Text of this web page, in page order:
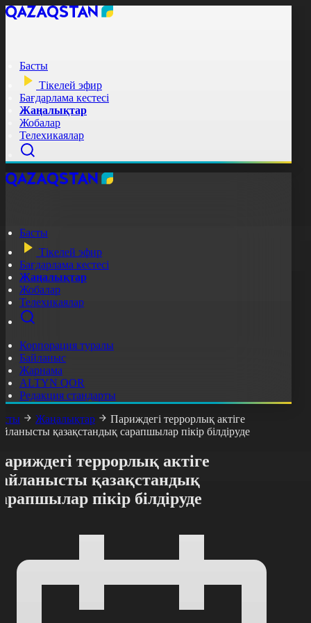
Басты
Тікелей эфир
Бағдарлама кестесі
Жаңалықтар
Жобалар
Телехикаялар
Басты
Тікелей эфир
Бағдарлама кестесі
Жаңалықтар
Жобалар
Телехикаялар
Корпорация туралы
Байланыс
Жарнама
ALTYN QOR
Редакция стандарты
Жаңалықтар
Париждегі террорлық актіге
қазақстандық сарапшылар пікір білдіруде
террорлық актіге
қазақстандық
пікір білдіруде